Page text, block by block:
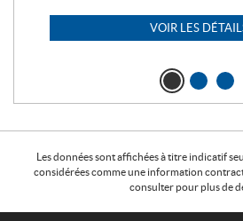
VOIR LES
Les données sont affichées à titre indicatif
considérées comme une information
consulter pour plus de